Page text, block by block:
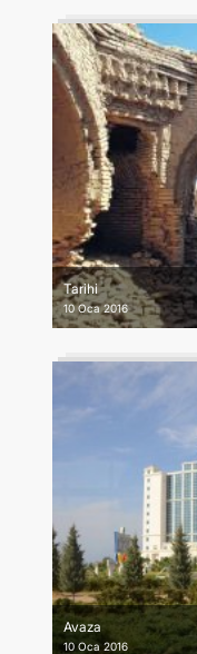
Tarihi
10 Oca 2016
Avaza
10 Oca 2016